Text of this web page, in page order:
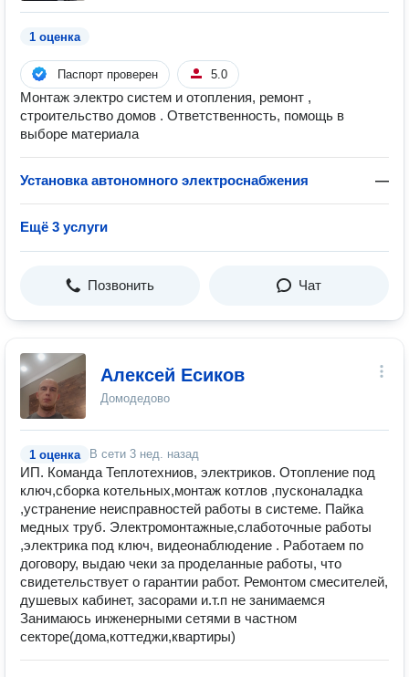
1 оценка
Паспорт проверен 5.0
Монтаж электро систем и отопления, ремонт ,
строительство домов . Ответственность, помощь в
выборе материала
Установка автономного электроснабжения —
Ещё 3 услуги
Позвонить Чат
Алексей Есиков
Домодедово
1 оценка В сети 3 нед. назад
ИП. Команда Теплотехниов, электриков. Отопление под
ключ,сборка котельных,монтаж котлов ,пусконаладка
,устранение неисправностей работы в системе. Пайка
медных труб. Электромонтажные,слаботочные работы
,электрика под ключ, видеонаблюдение . Работаем по
договору, выдаю чеки за проделанные работы, что
свидетельствует о гарантии работ. Ремонтом смесителей,
душевых кабинет, засорами и.т.п не занимаемся
Занимаюсь инженерными сетями в частном
секторе(дома,коттеджи,квартиры)